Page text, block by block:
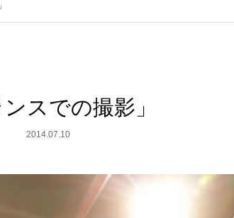
ンスでの撮影」
2014.07.10